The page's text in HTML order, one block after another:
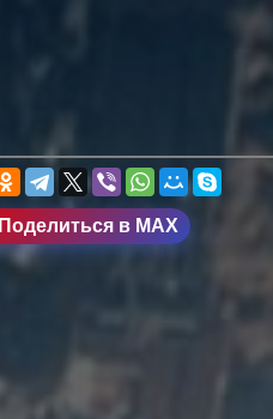
Поделиться в MAX